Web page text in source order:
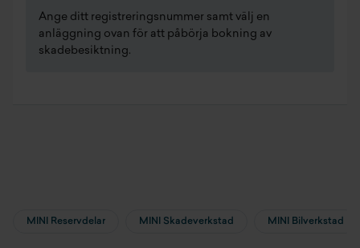
Ange ditt registreringsnummer samt välj en
anläggning ovan för att påbörja bokning av
skadebesiktning.
MINI Reservdelar MINI Skadeverkstad MINI Bilverkstad